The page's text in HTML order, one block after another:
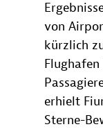
von
kürzlich
erhielt
Sterne-